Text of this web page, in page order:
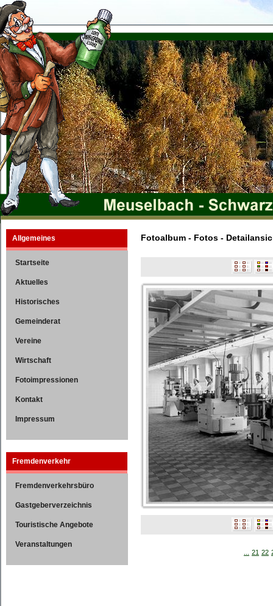
Fotoalbum - Fotos -
21 22
Allgemeines
Startseite
Aktuelles
Historisches
Gemeinderat
Vereine
Wirtschaft
Fotoimpressionen
Kontakt
Impressum
Fremdenverkehr
Fremdenverkehrsbüro
Gastgeberverzeichnis
Touristische Angebote
Veranstaltungen